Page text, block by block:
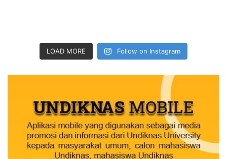
LOAD MORE Follow on Instagram